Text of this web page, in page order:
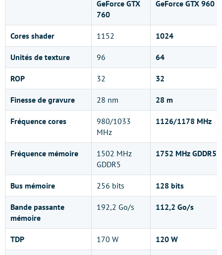
GeForce GTX
760
GeForce GTX 960
Cores shader 1152 1024
Unités de texture 96 64
ROP 32 32
Finesse de gravure 28 nm 28 m
Fréquence cores
980/1033
MHz
1126/1178 MHz
Fréquence mémoire
1502 MHz
GDDR5
1752 MHz GDDR5
Bus mémoire 256 bits 128 bits
Bande passante
mémoire
192,2 Go/s 112,2 Go/s
TDP 170 W 120 W